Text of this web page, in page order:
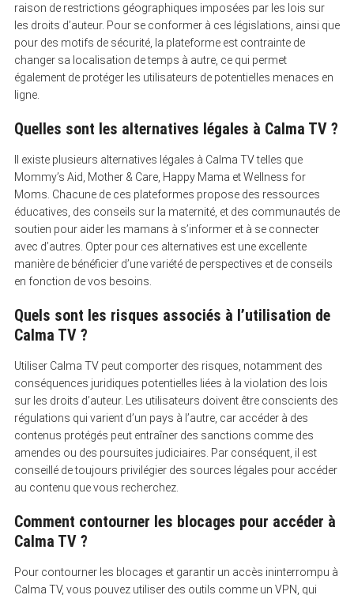
raison de restrictions géographiques imposées par les lois sur
les droits d’auteur. Pour se conformer à ces législations, ainsi que
pour des motifs de sécurité, la plateforme est contrainte de
changer sa localisation de temps à autre, ce qui permet
également de protéger les utilisateurs de potentielles menaces en
ligne.
Quelles sont les alternatives légales à Calma TV ?
Il existe plusieurs alternatives légales à Calma TV telles que
Mommy’s Aid, Mother & Care, Happy Mama et Wellness for
Moms. Chacune de ces plateformes propose des ressources
éducatives, des conseils sur la maternité, et des communautés de
soutien pour aider les mamans à s’informer et à se connecter
avec d’autres. Opter pour ces alternatives est une excellente
manière de bénéficier d’une variété de perspectives et de conseils
en fonction de vos besoins.
Quels sont les risques associés à l’utilisation de
Calma TV ?
Utiliser Calma TV peut comporter des risques, notamment des
conséquences juridiques potentielles liées à la violation des lois
sur les droits d’auteur. Les utilisateurs doivent être conscients des
régulations qui varient d’un pays à l’autre, car accéder à des
contenus protégés peut entraîner des sanctions comme des
amendes ou des poursuites judiciaires. Par conséquent, il est
conseillé de toujours privilégier des sources légales pour accéder
au contenu que vous recherchez.
Comment contourner les blocages pour accéder à
Calma TV ?
Pour contourner les blocages et garantir un accès ininterrompu à
Calma TV, vous pouvez utiliser des outils comme un VPN, qui